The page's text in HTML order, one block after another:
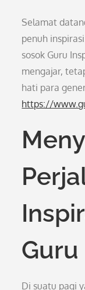
Selamat
penuh
sosok Guru
mengajar,
hati para
https://
Guru
Di suatu pagi